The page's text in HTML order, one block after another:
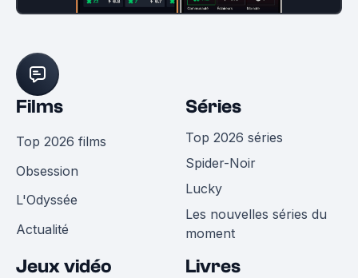
Films
Top 2026 films
Obsession
L'Odyssée
Actualité
Séries
Top 2026 séries
Spider-Noir
Lucky
Les nouvelles séries du
moment
Jeux vidéo Livres